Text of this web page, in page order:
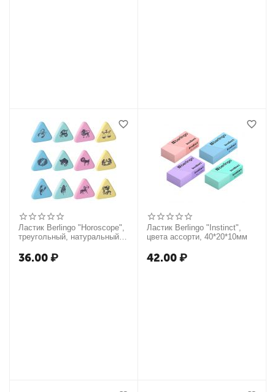
Ластик Berlingo "Horoscope",
треугольный, натуральный
36.00₽
Ластик Berlingo "Instinct",
цвета ассорти, 40*20*10мм
42.00₽